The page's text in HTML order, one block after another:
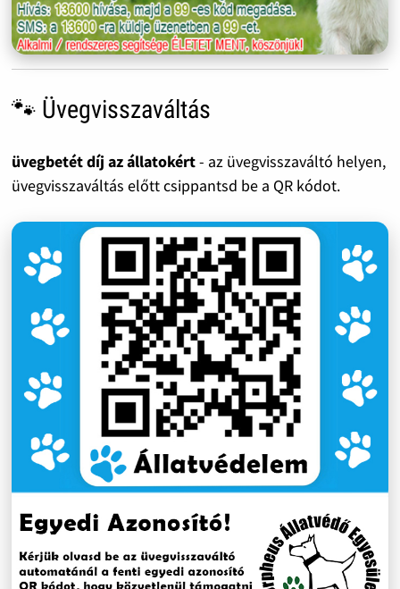
🐾 Üvegvisszaváltás
üvegbetét díj az állatokért- az üvegvisszaváltó helyen,
üvegvisszaváltás előtt csippantsd be a QR kódot.